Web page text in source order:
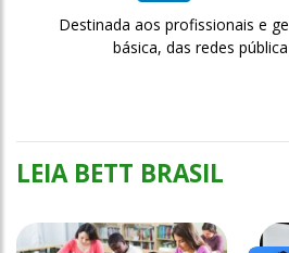
Destinada aos profissionais e
básica, das redes
LEIA BETT BRASIL